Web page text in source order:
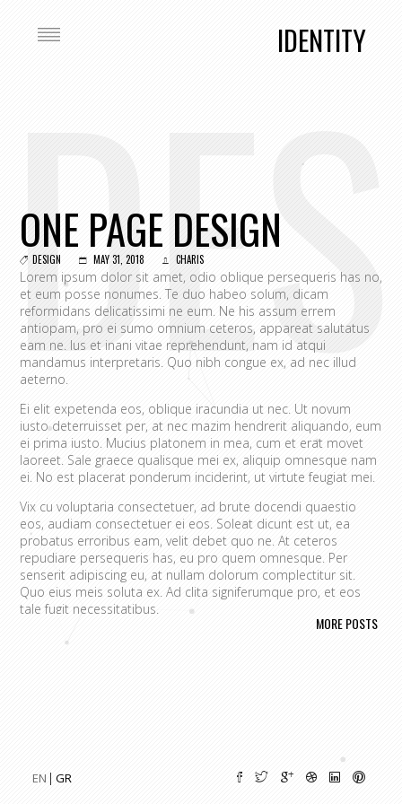
IDENTITY
EN GR
ONE PAGE DESIGN
DESIGN MAY 31, 2018 CHARIS
Lorem ipsum dolor sit amet, odio oblique persequeris has no,
et eum posse nonumes. Te duo habeo solum, dicam
reformidans delicatissimi ne eum. Ne his assum errem
antiopam, pro ei sumo omnium ceteros, appareat salutatus
eam ne. Ius et inani vitae reprehendunt, nam id atqui
mandamus interpretaris. Quo nibh congue ex, ad nec illud
aeterno.
Ei elit expetenda eos, oblique iracundia ut nec. Ut novum
iusto deterruisset per, at nec mazim hendrerit aliquando, eum
ei prima iusto. Mucius platonem in mea, cum et erat movet
laoreet. Sale graece qualisque mei ex, aliquip omnesque nam
ei. No est placerat ponderum inciderint, ut virtute feugiat mei.
Vix cu voluptaria consectetuer, ad brute docendi quaestio
eos, audiam consectetuer ei eos. Soleat dicunt est ut, ea
probatus erroribus eam, velit debet quo ne. At ceteros
repudiare persequeris has, eu pro quem omnesque. Per
senserit adipiscing eu, at nullam dolorum complectitur sit.
Quo eius meis soluta ex. Ad clita signiferumque pro, et eos
tale fugit necessitatibus.
Vim eu melius eripuit.
Ex vim recteque voluptatibus,
nullam placerat ne pri. Vix ea convenire iracundia abhorreant.
MORE POSTS